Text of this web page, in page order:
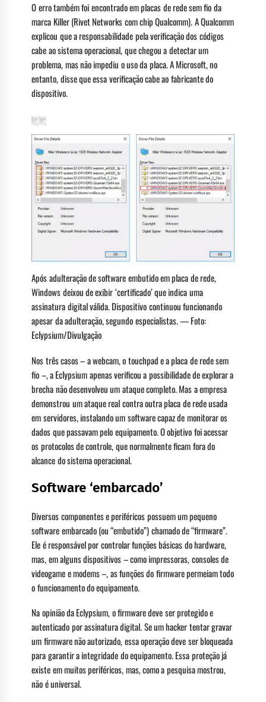
O erro também foi encontrado em placas de rede sem fio da
marca Killer (Rivet Networks com chip Qualcomm). A Qualcomm
explicou que a responsabilidade pela verificação dos códigos
cabe ao sistema operacional, que chegou a detectar um
problema, mas não impediu o uso da placa. A Microsoft, no
entanto, disse que essa verificação cabe ao fabricante do
dispositivo.
Após adulteração de software embutido em placa de rede,
Windows deixou de exibir ‘certificado’ que indica uma
assinatura digital válida. Dispositivo continuou funcionando
apesar da adulteração, segundo especialistas. — Foto:
Eclypsium/Divulgação
Nos três casos – a webcam, o touchpad e a placa de rede sem
fio –, a Eclypsium apenas verificou a possibilidade de explorar a
brecha não desenvolveu um ataque completo. Mas a empresa
demonstrou um ataque real contra outra placa de rede usada
em servidores, instalando um software capaz de monitorar os
dados que passavam pelo equipamento. O objetivo foi acessar
os protocolos de controle, que normalmente ficam fora do
alcance do sistema operacional.
Software ‘embarcado’
Diversos componentes e periféricos possuem um pequeno
software embarcado (ou “embutido”) chamado de “firmware”.
Ele é responsável por controlar funções básicas do hardware,
mas, em alguns dispositivos – como impressoras, consoles de
videogame e modems –, as funções do firmware permeiam todo
o funcionamento do equipamento.
Na opinião da Eclypsium, o firmware deve ser protegido e
autenticado por assinatura digital. Se um hacker tentar gravar
um firmware não autorizado, essa operação deve ser bloqueada
para garantir a integridade do equipamento. Essa proteção já
existe em muitos periféricos, mas, como a pesquisa mostrou,
não é universal.